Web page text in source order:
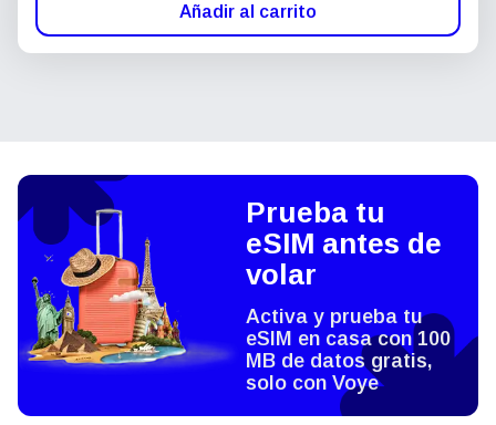
Añadir al carrito
Prueba tu
eSIM antes de
volar
Activa y prueba tu
eSIM en casa con 100
MB de datos gratis,
solo con Voye